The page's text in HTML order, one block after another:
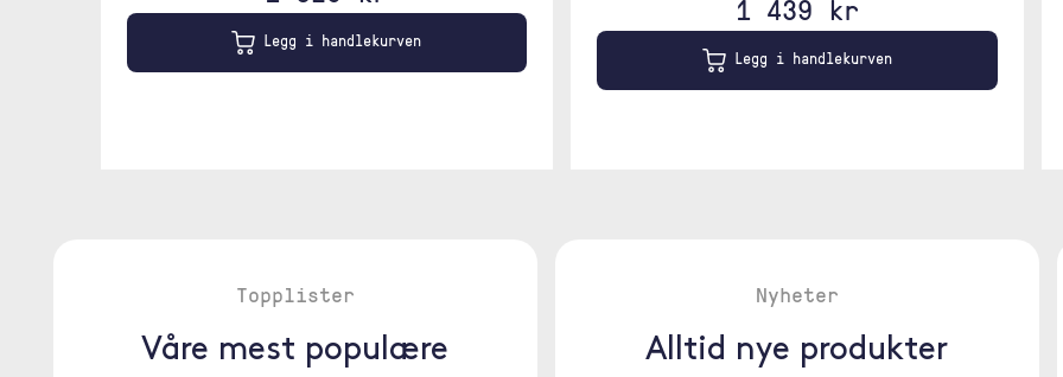
Legg i handlekurven
1 439 kr
Legg i handlekurven
Topplister
Våre mest populære
Nyheter
Alltid nye produkter